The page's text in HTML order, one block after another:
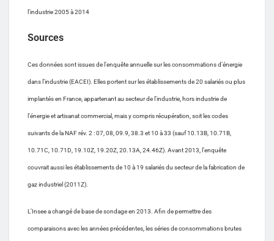
l’industrie 2005 à 2014
Sources
Ces données sont issues de l’enquête annuelle sur les consommations d’énergie
dans l’industrie (EACEI). Elles portent sur les établissements de 20 salariés ou plus
implantés en France, appartenant au secteur de l’industrie, hors industrie de
l’énergie et artisanat commercial, mais y compris récupération, soit les codes
suivants de la NAF rév. 2 : 07, 08, 09.9, 38.3 et 10 à 33 (sauf 10.13B, 10.71B,
10.71C, 10.71D, 19.10Z, 19.20Z, 20.13A, 24.46Z). Avant 2013, l’enquête
couvrait aussi les établissements de 10 à 19 salariés du secteur de la fabrication de
gaz industriel (2011Z).
L’Insee a changé de base de sondage en 2013. Afin de permettre des
comparaisons avec les années précédentes, les séries de consommations brutes